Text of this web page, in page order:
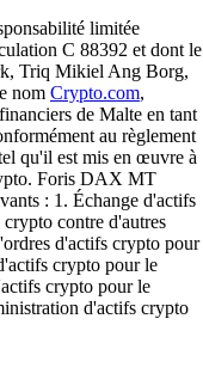
limitée
C 88392 et dont le
Triq Mikiel Ang Borg,
nom Crypto.com,
de Malte en tant
au règlement
qu'il est mis en œuvre à
Foris DAX MT
: 1. Échange d'actifs
contre d'autres
d'actifs crypto pour
crypto pour le
crypto pour le
d'actifs crypto